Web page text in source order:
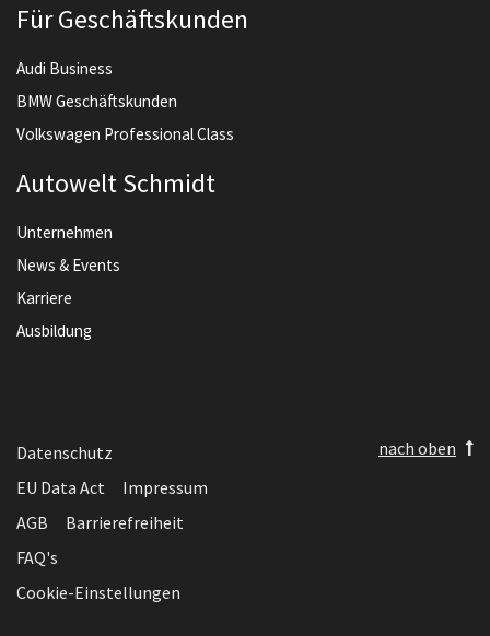
Für Geschäftskunden
Audi Business
BMW Geschäftskunden
Volkswagen Professional Class
Autowelt Schmidt
Unternehmen
News & Events
Karriere
Ausbildung
Datenschutz
EU Data Act
Impressum
AGB
Barrierefreiheit
FAQ's
Cookie-Einstellungen
nach oben